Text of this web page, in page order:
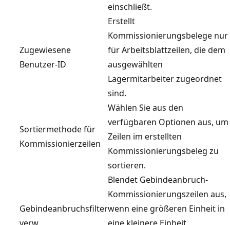
einschließt.
Zugewiesene
Benutzer-ID
Erstellt
Kommissionierungsbelege nur
für Arbeitsblattzeilen, die dem
ausgewählten
Lagermitarbeiter zugeordnet
sind.
Sortiermethode für
Kommissionierzeilen
Wählen Sie aus den
verfügbaren Optionen aus, um
Zeilen im erstellten
Kommissionierungsbeleg zu
sortieren.
Gebindeanbruchsfilter
Blendet Gebindeanbruch-
Kommissionierungszeilen aus,
wenn eine größeren Einheit in